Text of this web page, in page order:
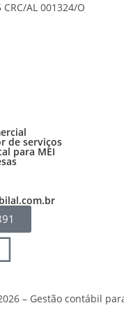
AL 001324/O
de serviços
para MEI
– Gestão contábil